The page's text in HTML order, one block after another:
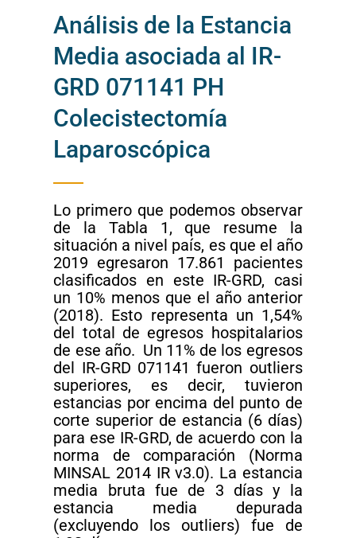
Análisis de la Estancia
Media asociada al IR-
GRD 071141 PH
Colecistectomía
Laparoscópica
Lo primero que podemos observar
de la Tabla 1, que resume la
situación a nivel país, es que el año
2019 egresaron 17.861 pacientes
clasificados en este IR-GRD, casi
un 10% menos que el año anterior
(2018). Esto representa un 1,54%
del total de egresos hospitalarios
de ese año. Un 11% de los egresos
del IR-GRD 071141 fueron outliers
superiores, es decir, tuvieron
estancias por encima del punto de
corte superior de estancia (6 días)
para ese IR-GRD, de acuerdo con la
norma de comparación (Norma
MINSAL 2014 IR v3.0). La estancia
media bruta fue de 3 días y la
estancia media depurada
(excluyendo los outliers) fue de